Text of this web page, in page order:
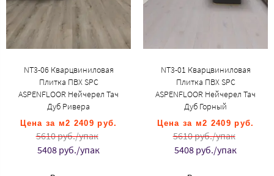
NT3-06 Кварцвиниловая
Плитка ПВХ SPC
ASPENFLOOR Нейчерел Тач
Дуб Ривера
Цена за м2 2409 руб.
5610 руб./упак
5408 руб./упак
NT3-01 Кварцвиниловая
Плитка ПВХ SPC
ASPENFLOOR Нейчерел Тач
Дуб Горный
Цена за м2 2409 руб.
5610 руб./упак
5408 руб./упак